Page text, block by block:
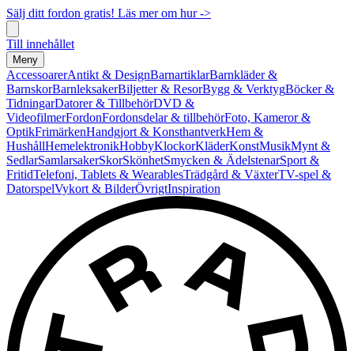
Sälj ditt fordon gratis! Läs mer om hur ->
Till innehållet
Meny
AccessoarerAntikt & DesignBarnartiklarBarnkläder &
BarnskorBarnleksakerBiljetter & ResorBygg & VerktygBöcker &
TidningarDatorer & TillbehörDVD &
VideofilmerFordonFordonsdelar & tillbehörFoto, Kameror &
OptikFrimärkenHandgjort & KonsthantverkHem &
HushållHemelektronikHobbyKlockorKläderKonstMusikMynt &
SedlarSamlarsakerSkorSkönhetSmycken & ÄdelstenarSport &
FritidTelefoni, Tablets & WearablesTrädgård & VäxterTV-spel &
DatorspelVykort & BilderÖvrigtInspiration